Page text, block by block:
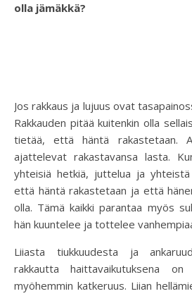
olla jämäkkä?
Jos rakkaus ja lujuus ovat
Rakkauden pitää kuitenkin olla
tietää, että häntä rakastetaan.
ajattelevat rakastavansa lasta.
yhteisiä hetkiä, juttelua ja
että häntä rakastetaan ja että
olla. Tämä kaikki parantaa myös
hän kuuntelee ja tottelee
Liiasta tiukkuudesta ja
rakkautta haittavaikutuksena
myöhemmin katkeruus. Liian